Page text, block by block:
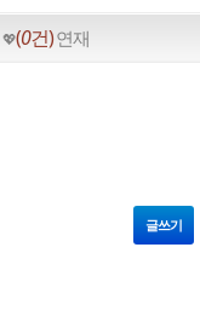
💖(0건)연재
글쓰기